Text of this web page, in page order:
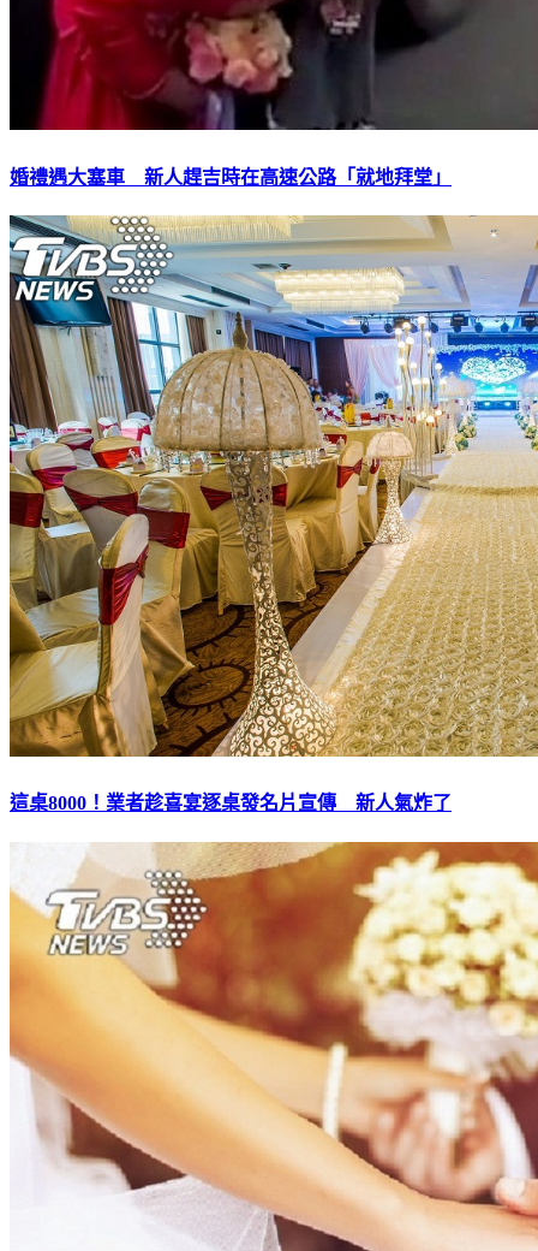
婚禮遇大塞車 新人趕吉時在高速公路「就地拜堂」
這桌8000！業者趁喜宴逐桌發名片宣傳 新人氣炸了